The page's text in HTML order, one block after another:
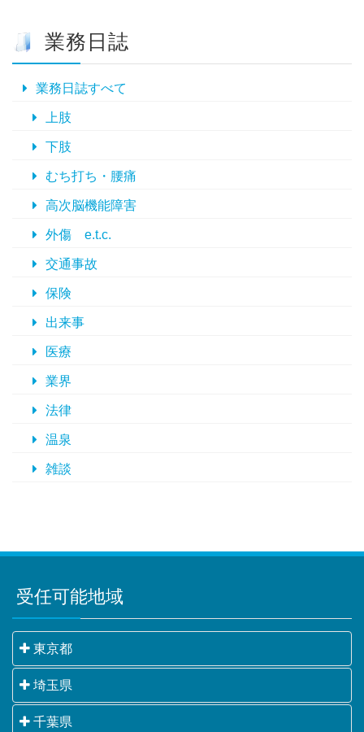
カ
業務日誌
業務日誌すべて
上肢
下肢
むち打ち・腰痛
高次脳機能障害
外傷 e.t.c.
交通事故
保険
出来事
医療
業界
法律
温泉
雑談
受任可能地域
東京都
千代田区・中央区・港区・新宿区・文京区・台東区・
墨田区・江東区・品川区・目黒区・大田区・世田谷
区・渋谷区・中野区・杉並区・豊島区・北区・荒川
埼玉県
さいたま市・川越市・熊谷市・川口市・行田市・秩父
千葉県